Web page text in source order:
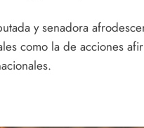
y senadora
como la de acciones